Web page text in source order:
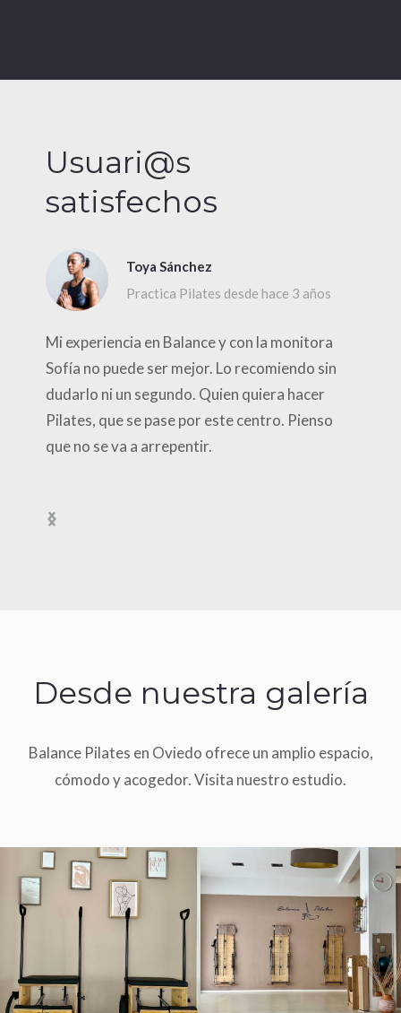
Usuari@s
satisfechos
Toya Sánchez
Practica Pilates desde hace 3 años
Mi experiencia en Balance y con la monitora
Sofía no puede ser mejor. Lo recomiendo sin
dudarlo ni un segundo. Quien quiera hacer
Pilates, que se pase por este centro. Pienso
que no se va a arrepentir.
Desde nuestra galería
Balance Pilates en Oviedo ofrece un amplio espacio,
cómodo y acogedor. Visita nuestro estudio.